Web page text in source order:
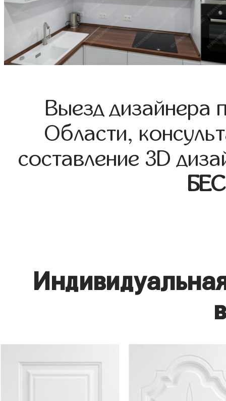
Выезд дизайнера
Области,
составление 3D